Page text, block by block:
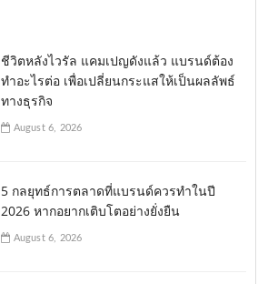
ชีวิตหลังไวรัล แคมเปญดังแล้ว แบรนด์ต้อง
ทำอะไรต่อ เพื่อเปลี่ยนกระแสให้เป็นผลลัพธ์
ทางธุรกิจ
August 6, 2026
5 กลยุทธ์การตลาดที่แบรนด์ควรทำในปี
2026 หากอยากเติบโตอย่างยั่งยืน
August 6, 2026